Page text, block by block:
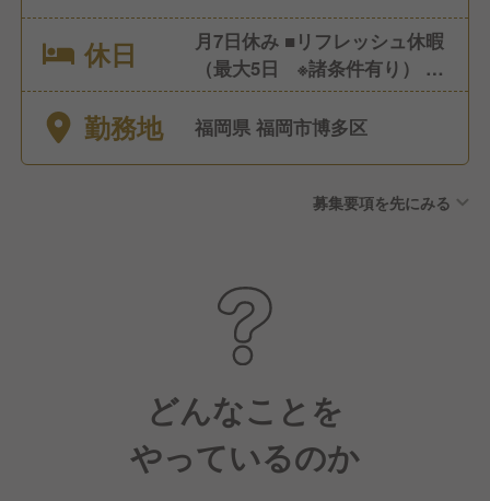
休日
月7日休み ■リフレッシュ休暇
（最大5日 ※諸条件有り） ■
年末年始振替休暇（3日） ■有
休休暇（毎月1日必ず消化）
勤務地 福岡県 福岡市博多区
募集要項を先にみる
どんなことを
やっているのか